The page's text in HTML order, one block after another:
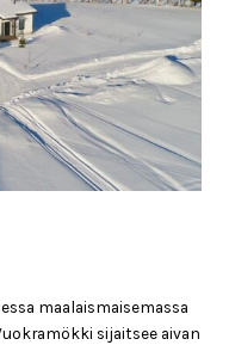
maalaismaisemassa
sijaitsee aivan